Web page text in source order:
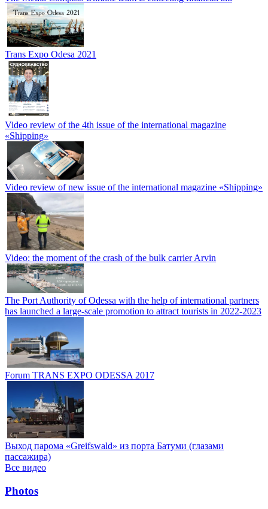
Trans Expo Odesa 2021
Video review of the 4th issue of the international magazine
«Shipping»
Video review of new issue of the international magazine «Shipping»
Video: the moment of the crash of the bulk carrier Arvin
The Port Authority of Odessa with the help of international partners
has launched a large-scale promotion to attract tourists in 2022-2023
Forum TRANS EXPO ODESSA 2017
Выход парома «Greifswald» из порта Батуми (глазами
пассажира)
Все видео
Photos